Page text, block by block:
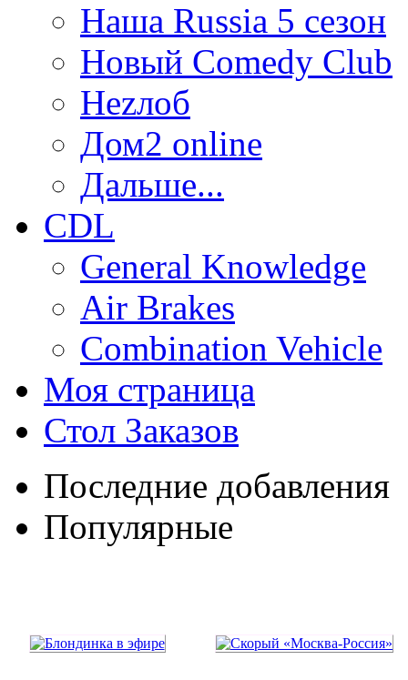
Наша Russia 5 сезон
Новый Comedy Club
Неzлоб
Дом2 online
Дальше...
CDL
General Knowledge
Air Brakes
Combination Vehicle
Моя страница
Стол Заказов
Последние добавления
Популярные